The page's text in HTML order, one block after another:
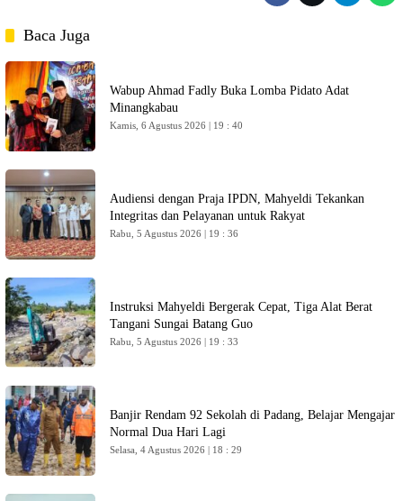
Baca Juga
Wabup Ahmad Fadly Buka Lomba Pidato Adat
Minangkabau
Kamis, 6 Agustus 2026 | 19 : 40
Audiensi dengan Praja IPDN, Mahyeldi Tekankan
Integritas dan Pelayanan untuk Rakyat
Rabu, 5 Agustus 2026 | 19 : 36
Instruksi Mahyeldi Bergerak Cepat, Tiga Alat Berat
Tangani Sungai Batang Guo
Rabu, 5 Agustus 2026 | 19 : 33
Banjir Rendam 92 Sekolah di Padang, Belajar Mengajar
Normal Dua Hari Lagi
Selasa, 4 Agustus 2026 | 18 : 29